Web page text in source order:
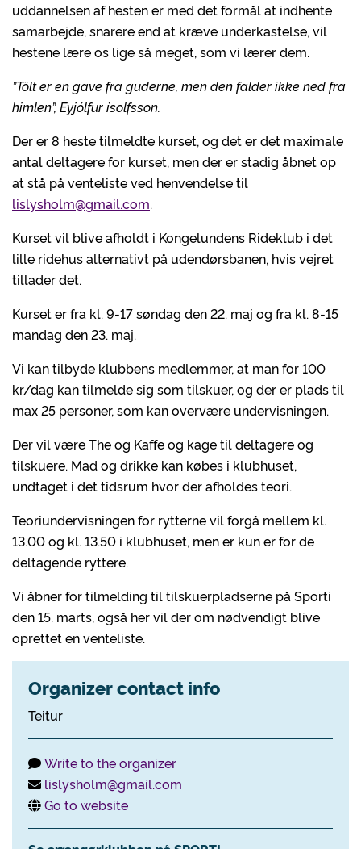
uddannelsen af hesten er med det formål at indhente
samarbejde, snarere end at kræve underkastelse, vil
hestene lære os lige så meget, som vi lærer dem.
”Tölt er en gave fra guderne, men den falder ikke ned fra
himlen”, Eyjólfur ìsolfsson.
Der er 8 heste tilmeldte kurset, og det er det maximale
antal deltagere for kurset, men der er stadig åbnet op
at stå på venteliste ved henvendelse til
lislysholm@gmail.com.
Kurset vil blive afholdt i Kongelundens Rideklub i det
lille ridehus alternativt på udendørsbanen, hvis vejret
tillader det.
Kurset er fra kl. 9-17 søndag den 22. maj og fra kl. 8-15
mandag den 23. maj.
Vi kan tilbyde klubbens medlemmer, at man for 100
kr/dag kan tilmelde sig som tilskuer, og der er plads til
max 25 personer, som kan overvære undervisningen.
Der vil være The og Kaffe og kage til deltagere og
tilskuere. Mad og drikke kan købes i klubhuset,
undtaget i det tidsrum hvor der afholdes teori.
Teoriundervisningen for rytterne vil forgå mellem kl.
13.00 og kl. 13.50 i klubhuset, men er kun er for de
deltagende ryttere.
Vi åbner for tilmelding til tilskuerpladserne på Sporti
den 15. marts, også her vil der om nødvendigt blive
oprettet en venteliste.
Organizer contact info
Teitur
Write to the organizer
lislysholm@gmail.com
Go to website